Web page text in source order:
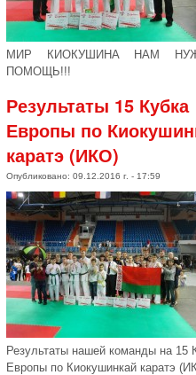
МИР КИОКУШИНА НАМ
ПОМОЩЬ!!!
Результаты 15 Кубка
Европы по
каратэ (ИКО)
Опубликовано: 09.12.2016 г. - 17:59
Результаты нашей команды на 15
Европы по Киокушинкай каратэ